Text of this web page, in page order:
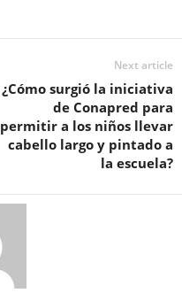
Next article
¿Cómo surgió la iniciativa
de Conapred para
permitir a los niños llevar
cabello largo y pintado a
la escuela?